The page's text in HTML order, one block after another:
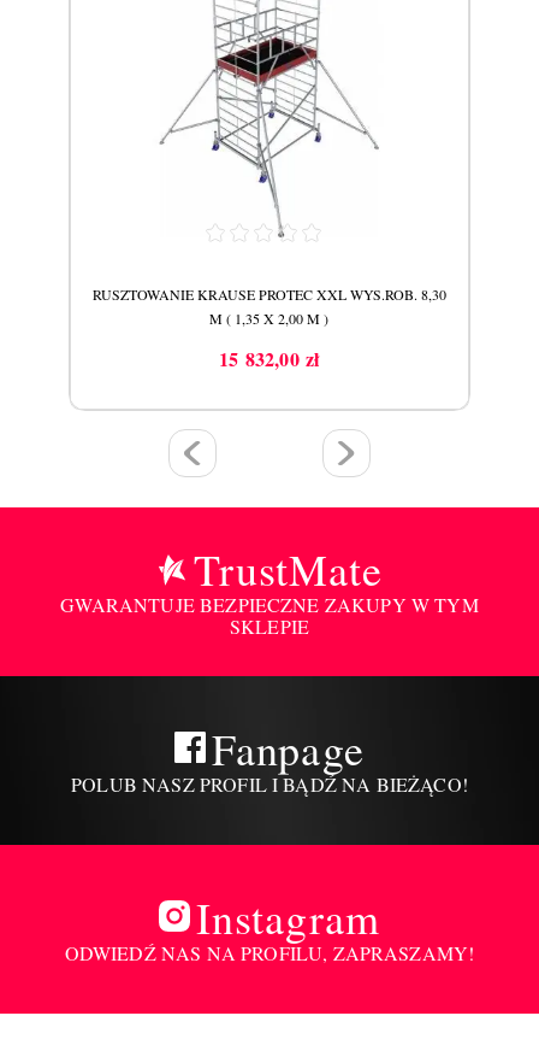
RUSZTOWANIE KRAUSE PROTEC XXL WYS.ROB. 8,30
M ( 1,35 X 2,00 M )
Cena
15 832,00 zł
TrustMate
GWARANTUJE BEZPIECZNE ZAKUPY W TYM
SKLEPIE
Fanpage
POLUB NASZ PROFIL I BĄDŹ NA BIEŻĄCO!
Instagram
ODWIEDŹ NAS NA PROFILU, ZAPRASZAMY!